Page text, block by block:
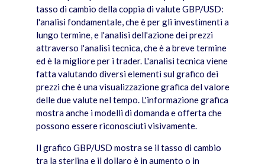
tasso di cambio della coppia di valute GBP/USD:
l'analisi fondamentale, che è per gli investimenti a
lungo termine, e l'analisi dell'azione dei prezzi
attraverso l'analisi tecnica, che è a breve termine
ed è la migliore per i trader. L'analisi tecnica viene
fatta valutando diversi elementi sul grafico dei
prezzi che è una visualizzazione grafica del valore
delle due valute nel tempo. L'informazione grafica
mostra anche i modelli di domanda e offerta che
possono essere riconosciuti visivamente.
Il grafico GBP/USD mostra se il tasso di cambio
tra la sterlina e il dollaro è in aumento o in